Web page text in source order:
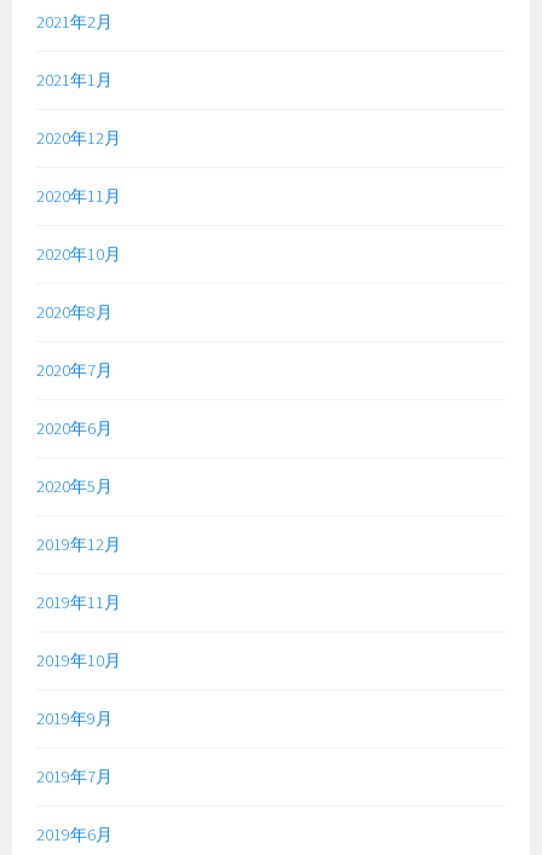
2021年2月
2021年1月
2020年12月
2020年11月
2020年10月
2020年8月
2020年7月
2020年6月
2020年5月
2019年12月
2019年11月
2019年10月
2019年9月
2019年7月
2019年6月